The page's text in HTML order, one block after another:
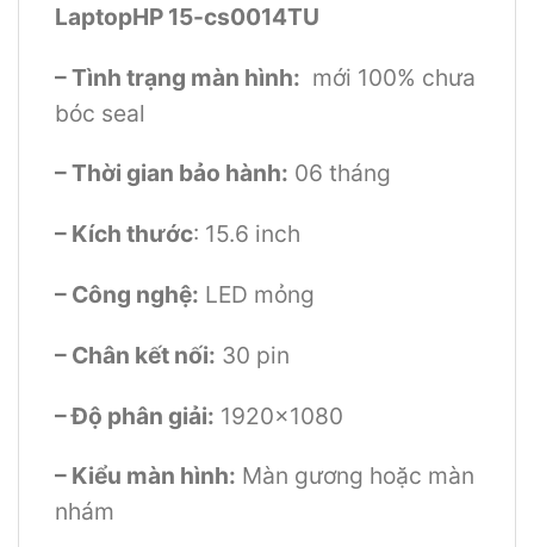
LaptopHP 15-cs0014TU
– Tình trạng màn hình: mới 100% chưa
bóc seal
– Thời gian bảo hành: 06 tháng
– Kích thước: 15.6 inch
– Công nghệ: LED mỏng
– Chân kết nối: 30 pin
– Độ phân giải: 1920×1080
– Kiểu màn hình: Màn gương hoặc màn
nhám